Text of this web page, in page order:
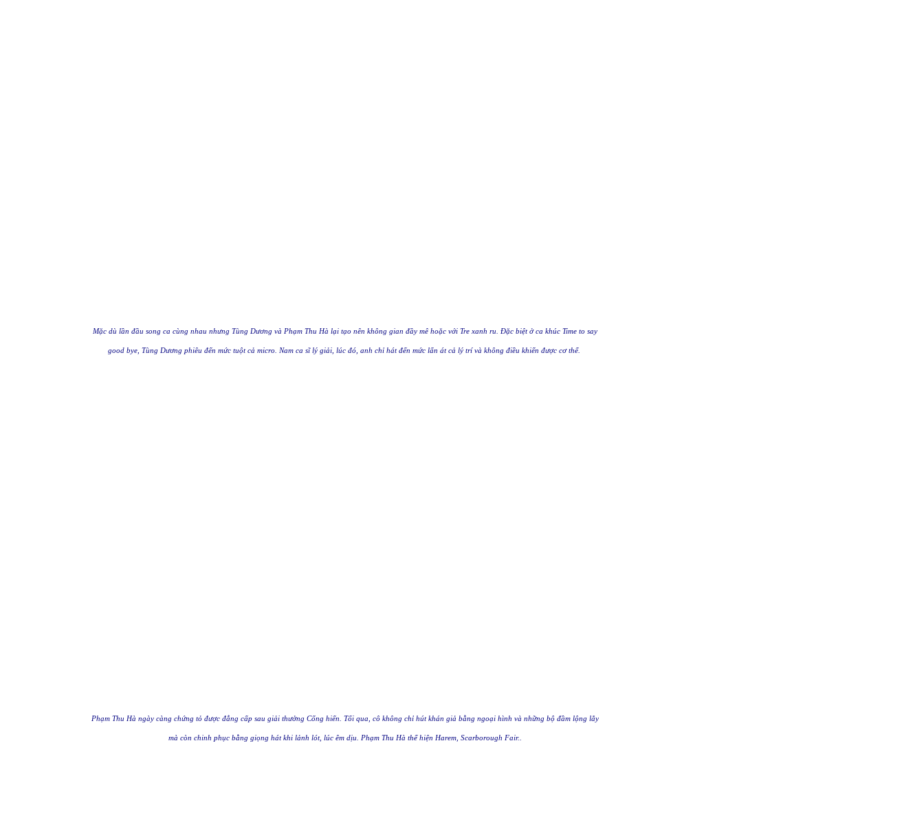
Mặc dù lần đầu song ca cùng nhau nhưng Tùng Dương và Phạm Thu Hà lại tạo nên không gian đầy mê hoặc với Tre xanh ru. Đặc biệt ở ca khúc Time to say
good bye, Tùng Dương phiêu đến mức tuột cả micro. Nam ca sĩ lý giải, lúc đó, anh chỉ hát đến mức lấn át cả lý trí và không điều khiển được cơ thể.
Phạm Thu Hà ngày càng chứng tỏ được đẳng cấp sau giải thưởng Cống hiến. Tối qua, cô không chỉ hút khán giả bằng ngoại hình và những bộ đầm lộng lẫy
mà còn chinh phục bằng giọng hát khi lảnh lót, lúc êm dịu. Phạm Thu Hà thể hiện Harem, Scarborough Fair..